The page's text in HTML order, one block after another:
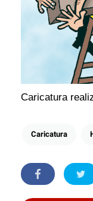
Caricatura
Caricatura